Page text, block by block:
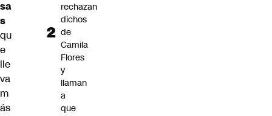
sa
s
qu
e
lle
va
m
ás
rechazan
dichos
de
Camila
Flores
y
llaman
a
que